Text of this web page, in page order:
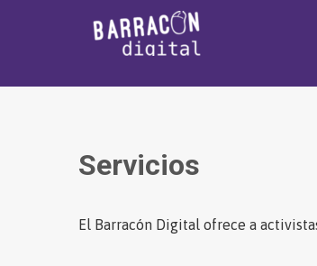
Servicios
El Barracón Digital ofrece a